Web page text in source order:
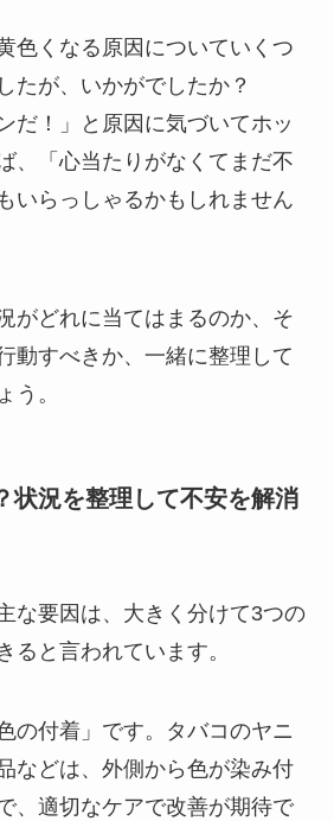
色くなる原因についていくつ
たが、いかがでしたか？
だ！」と原因に気づいてホッ
、「心当たりがなくてまだ不
らっしゃるかもしれません
がどれに当てはまるのか、そ
動すべきか、一緒に整理して
う。
状況を整理して不安を解消
な要因は、大きく分けて3つの
ると言われています。
の付着」です。タバコのヤニ
などは、外側から色が染み付
、適切なケアで改善が期待で